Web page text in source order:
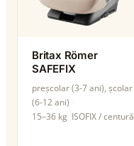
Britax Römer
SAFEFIX
preșcolar (3-7 ani), școlar
(6-12 ani)
15–36 kg ISOFIX / centură